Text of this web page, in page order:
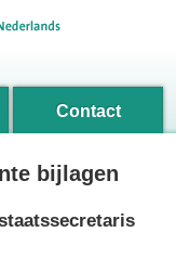
Contact
bijlagen